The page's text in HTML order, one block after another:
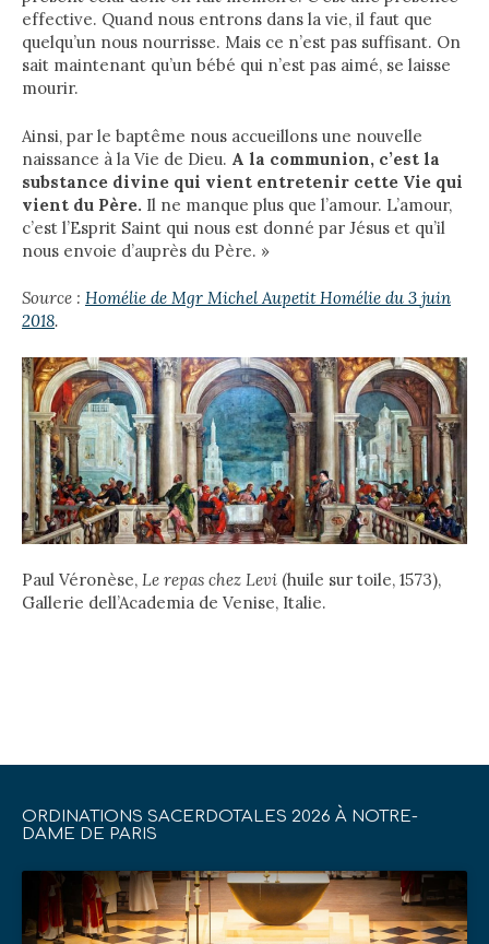
effective. Quand nous entrons dans la vie, il faut que
quelqu’un nous nourrisse. Mais ce n’est pas suffisant. On
sait maintenant qu’un bébé qui n’est pas aimé, se laisse
mourir.
Ainsi, par le baptême nous accueillons une nouvelle
naissance à la Vie de Dieu. A la communion, c’est la
substance divine qui vient entretenir cette Vie qui
vient du Père. Il ne manque plus que l’amour. L’amour,
c’est l’Esprit Saint qui nous est donné par Jésus et qu’il
nous envoie d’auprès du Père. »
Source : Homélie de Mgr Michel Aupetit Homélie du 3 juin
2018.
Paul Véronèse, Le repas chez Levi (huile sur toile, 1573),
Gallerie dell’Academia de Venise, Italie.
ORDINATIONS SACERDOTALES 2026 À NOTRE-
DAME DE PARIS